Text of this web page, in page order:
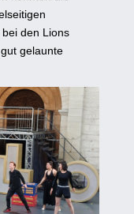
den Lions
gelaunte